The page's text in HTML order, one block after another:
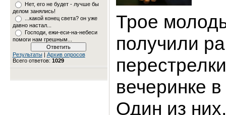
Нет, его не будет - лучше бы
делом занялись!
...какой конец света? он уже
давно настал...
Господи, ежи-еси-на-небеси
помоги нам грешным...
Результаты| Архив опросов
Всего ответов: 1029
Трое
получили
вечеринке
Один из